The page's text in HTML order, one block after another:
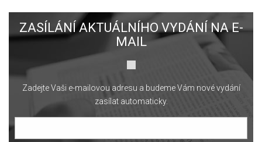
ZASÍLÁNÍ AKTUÁLNÍHO VYDÁNÍ NA E-
MAIL
Zadejte Vaši e-mailovou adresu a budeme Vám nové vydání
zasílat automaticky.